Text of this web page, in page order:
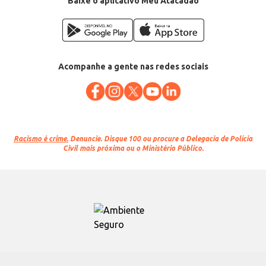
Acompanhe a gente nas redes sociais
Racismo é crime. Denuncie. Disque 100 ou procure a Delegacia de Polícia
Civil mais próxima ou o Ministério Público.